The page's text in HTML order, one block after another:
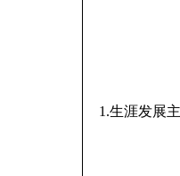
1.生涯发展